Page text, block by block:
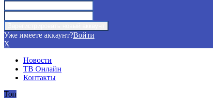
Уже имеете аккаунт?Войти
X
Новости
ТВ Онлайн
Контакты
Топ